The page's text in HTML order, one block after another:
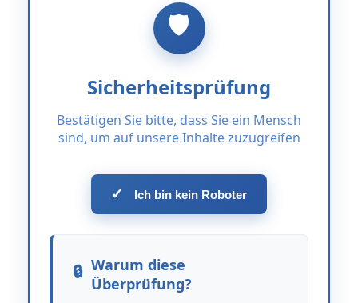
Sicherheitsprüfung
Bestätigen Sie bitte, dass Sie ein Mensch
sind, um auf unsere Inhalte zuzugreifen
✓ Ich bin kein Roboter
Warum diese
Überprüfung?